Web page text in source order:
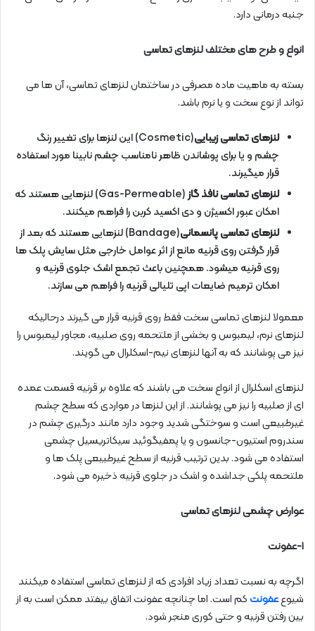
جنبه درمانی دارد.
انواع و طرح های مختلف لنزهای تماسی
بسته به ماهیت ماده مصرفی در ساختمان لنزهای تماسی، آن ها می
تواند از نوع سخت و یا نرم باشد.
لنزهای تماسی زیبایی
(Cosmetic) این لنزها برای تغییر رنگ
چشم و یا برای پوشاندن ظاهر نامناسب چشم نابینا مورد استفاده
قرار میگیرند.
لنزهای تماسی نافذ گاز
(Gas-Permeable) لنزهایی هستند که
امکان عبور اکسیژن و دی اکسید کربن را فراهم میکنند.
لنزهای تماسی پانسمانی
(Bandage) لنزهایی هستند که بعد از
قرار گرفتن روی قرنیه مانع از اثر عوامل خارجی مثل سایش پلک ها
روی قرنیه میشود. همچنین باعث تجمع اشک جلوی قرنیه و
امکان ترمیم ضایعات اپی تلیالی قرنیه را فراهم می سازند.
معمولا لنزهای تماسی سخت فقط روی قرنیه قرار می گیرند درحالیکه
لنزهای نرم، لیمبوس و بخشی از ملتحمه روی صلبیه، مجاور لیمبوس را
نیز می پوشانند که به آنها لنزهای نیم-اسکلرال می گویند.
لنزهای اسکلرال از انواع سخت می باشند که علاوه بر قرنیه قسمت عمده
ای از صلبیه را نیز می پوشانند. از این لنزها در مواردی که سطح چشم
غیرطبیعی است و سوختگی شدید وجود دارد مانند درگیری چشم در
سندروم استیون-جانسون و یا پمفیگوئید سیکاتریسیل چشمی
استفاده می شود. بدین ترتیب قرنیه از سطح غیرطبیعی پلک ها و
ملتحمه پلکی جداشده و اشک در جلوی قرنیه ذخیره می شود.
عوارض چشمی لنزهای تماسی
۱-عفونت
اگرچه به نسبت تعداد زیاد افرادی که از لنزهای تماسی استفاده میکنند
شیوععفونتکم است. اما چنانچه عفونت اتفاق بیفتد ممکن است به از
بین رفتن قرنیه و حتی کوری منجر شود.